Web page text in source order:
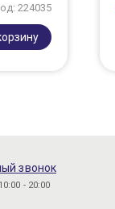
224035
звонок
- 20:00